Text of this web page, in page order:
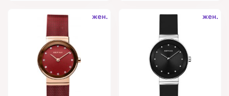
жен. жен.